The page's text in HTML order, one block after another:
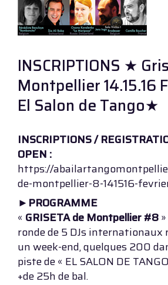
INSCRIPTIONS ★
Montpellier 14.15.16
El Salon de Tango★
INSCRIPTIONS /
OPEN :
https://
de-montpellier-8-141516-
►PROGRAMME
« GRISETA de Montpellier #8
ronde de 5 DJs
un week-end, quelques 200
piste de « EL SALON DE
+de 25h de bal.